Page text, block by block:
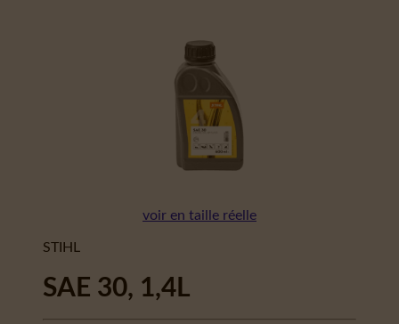
voir en taille réelle
STIHL
SAE 30, 1,4L